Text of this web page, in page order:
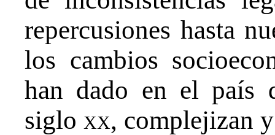
repercusiones hasta
los cambios
han dado en el país
siglo xx, complejizan